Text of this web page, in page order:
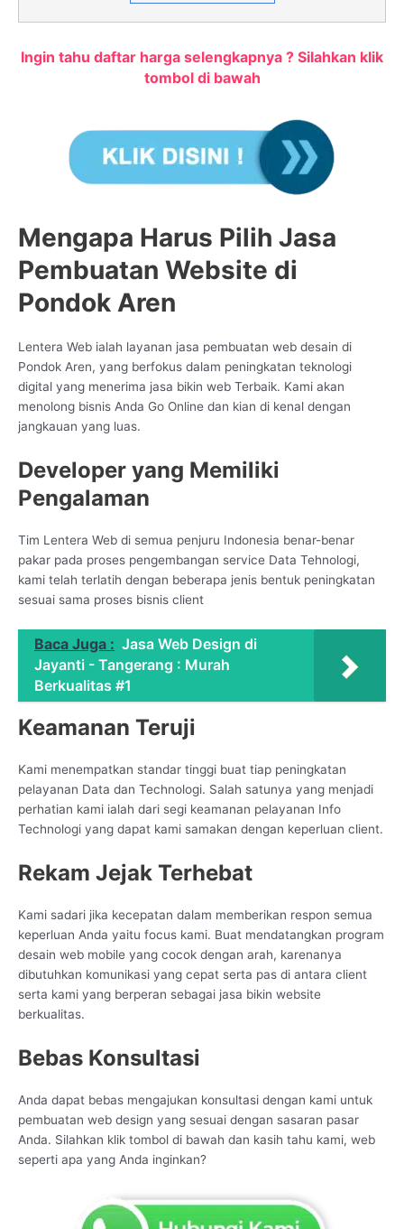
Ingin tahu daftar harga selengkapnya ? Silahkan klik
tombol di bawah
Mengapa Harus Pilih Jasa
Pembuatan Website di
Pondok Aren
Lentera Web ialah layanan jasa pembuatan web desain di
Pondok Aren, yang berfokus dalam peningkatan teknologi
digital yang menerima jasa bikin web Terbaik. Kami akan
menolong bisnis Anda Go Online dan kian di kenal dengan
jangkauan yang luas.
Developer yang Memiliki
Pengalaman
Tim Lentera Web di semua penjuru Indonesia benar-benar
pakar pada proses pengembangan service Data Tehnologi,
kami telah terlatih dengan beberapa jenis bentuk peningkatan
sesuai sama proses bisnis client
Baca Juga : Jasa Web Design di
Jayanti - Tangerang : Murah
Berkualitas #1
Keamanan Teruji
Kami menempatkan standar tinggi buat tiap peningkatan
pelayanan Data dan Technologi. Salah satunya yang menjadi
perhatian kami ialah dari segi keamanan pelayanan Info
Technologi yang dapat kami samakan dengan keperluan client.
Rekam Jejak Terhebat
Kami sadari jika kecepatan dalam memberikan respon semua
keperluan Anda yaitu focus kami. Buat mendatangkan program
desain web mobile yang cocok dengan arah, karenanya
dibutuhkan komunikasi yang cepat serta pas di antara client
serta kami yang berperan sebagai jasa bikin website
berkualitas.
Bebas Konsultasi
Anda dapat bebas mengajukan konsultasi dengan kami untuk
pembuatan web design yang sesuai dengan sasaran pasar
Anda. Silahkan klik tombol di bawah dan kasih tahu kami, web
seperti apa yang Anda inginkan?